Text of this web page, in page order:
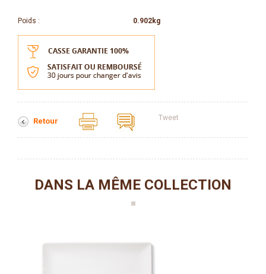
Poids : 0.902kg
Retour Tweet
DANS LA MÊME COLLECTION